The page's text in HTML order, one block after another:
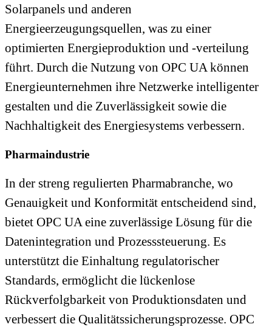
Solarpanels und anderen
Energieerzeugungsquellen, was zu einer
optimierten Energieproduktion und -verteilung
führt. Durch die Nutzung von OPC UA können
Energieunternehmen ihre Netzwerke intelligenter
gestalten und die Zuverlässigkeit sowie die
Nachhaltigkeit des Energiesystems verbessern.
Pharmaindustrie
In der streng regulierten Pharmabranche, wo
Genauigkeit und Konformität entscheidend sind,
bietet OPC UA eine zuverlässige Lösung für die
Datenintegration und Prozesssteuerung. Es
unterstützt die Einhaltung regulatorischer
Standards, ermöglicht die lückenlose
Rückverfolgbarkeit von Produktionsdaten und
verbessert die Qualitätssicherungsprozesse. OPC